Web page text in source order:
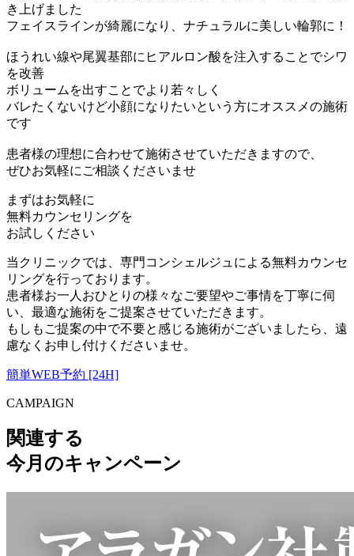
き上げました
フェイスラインが綺麗になり、ナチュラルに美しい輪郭に！
ほうれい線や尾翼基部にヒアルロン酸を注入することでシワ
を改善
ボリュームを出すことでより若々しく
バレたくないけど小顔になりたいという方にオススメの施術
です
患者様の理想に合わせて施術させていただきますので、
ぜひお気軽にご相談くださいませ
まずはお気軽に
無料カウンセリングを
お試しください
当クリニックでは、専門コンシェルジュによる無料カウンセ
リングを行っております。
患者様お一人おひとりの様々なご要望やご事情を丁寧に伺
い、最適な施術をご提案させていただきます。
もしもご提案の中で不要と感じる施術がございましたら、遠
慮なくお申し付けくださいませ。
簡単WEB予約 [24H]
CAMPAIGN
関連する
今月のキャンペーン